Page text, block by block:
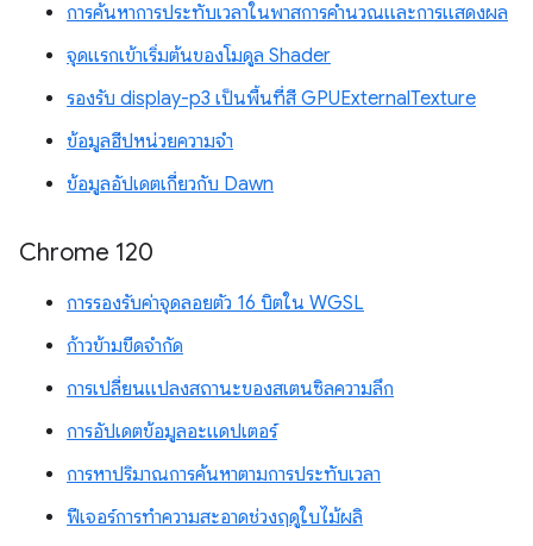
การค้นหาการประทับเวลาในพาสการคำนวณและการแสดงผล
จุดแรกเข้าเริ่มต้นของโมดูล Shader
รองรับ display-p3 เป็นพื้นที่สี GPUExternalTexture
ข้อมูลฮีปหน่วยความจำ
ข้อมูลอัปเดตเกี่ยวกับ Dawn
Chrome 120
การรองรับค่าจุดลอยตัว 16 บิตใน WGSL
ก้าวข้ามขีดจำกัด
การเปลี่ยนแปลงสถานะของสเตนซิลความลึก
การอัปเดตข้อมูลอะแดปเตอร์
การหาปริมาณการค้นหาตามการประทับเวลา
ฟีเจอร์การทำความสะอาดช่วงฤดูใบไม้ผลิ